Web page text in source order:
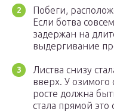
Побеги,
Если ботва
задержан на
выдергивание
Листва снизу
вверх. У озимого
росте должна
стала прямой это